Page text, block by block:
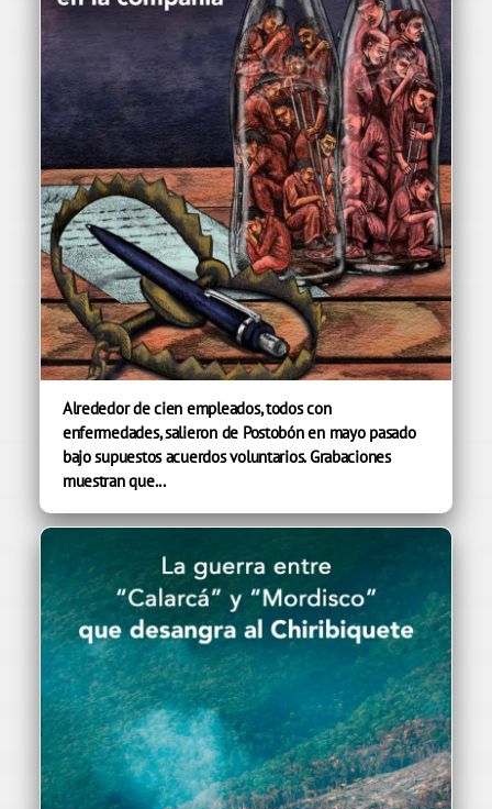
Alrededor de cien empleados, todos con
enfermedades, salieron de Postobón en mayo pasado
bajo supuestos acuerdos voluntarios. Grabaciones
muestran que...